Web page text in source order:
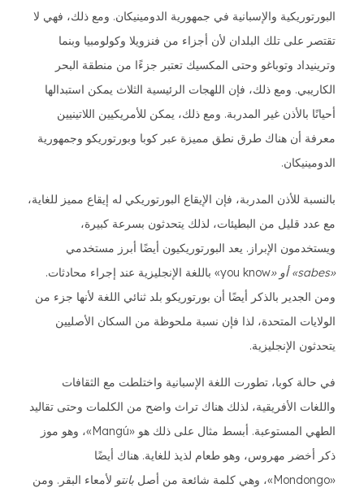
البورتوريكية والإسبانية في جمهورية الدومينيكان. ومع ذلك، فهي لا
تقتصر على تلك البلدان لأن أجزاء من فنزويلا وكولومبيا وبنما
وترينيداد وتوباغو وحتى المكسيك تعتبر جزءًا من منطقة البحر
الكاريبي. ومع ذلك، فإن اللهجات الرئيسية الثلاث يمكن استبدالها
أحيانًا بالأذن غير المدربة. ومع ذلك، يمكن للأمريكيين اللاتينيين
معرفة أن هناك طرق نطق مميزة عبر كوبا وبورتوريكو وجمهورية
الدومينيكان.
بالنسبة للأذن المدربة، فإن الإيقاع البورتوريكي له إيقاع مميز للغاية،
مع عدد قليل من البطيئات، لذلك يتحدثون بسرعة كبيرة،
ويستخدمون الإبراز. يعد البورتوريكيون أيضًا أبرز مستخدمي
«sabes» أو «
you know» باللغة الإنجليزية عند إجراء محادثات.
ومن الجدير بالذكر أيضًا أن بورتوريكو بلد ثنائي اللغة لأنها جزء من
الولايات المتحدة، لذا فإن نسبة ملحوظة من السكان الأصليين
يتحدثون الإنجليزية.
في حالة كوبا، تطورت اللغة الإسبانية واختلطت مع الثقافات
واللغات الأفريقية، لذلك هناك تراث واضح من الكلمات وحتى تقاليد
الطهي المستوعبة. أبسط مثال على ذلك هو «Mangú»، وهو موز
ذكر أخضر مهروس، وهو طعام لذيذ للغاية. هناك أيضًا
«Mondongo»، وهي كلمة شائعة من أصل
بانتو لأمعاء البقر. ومن